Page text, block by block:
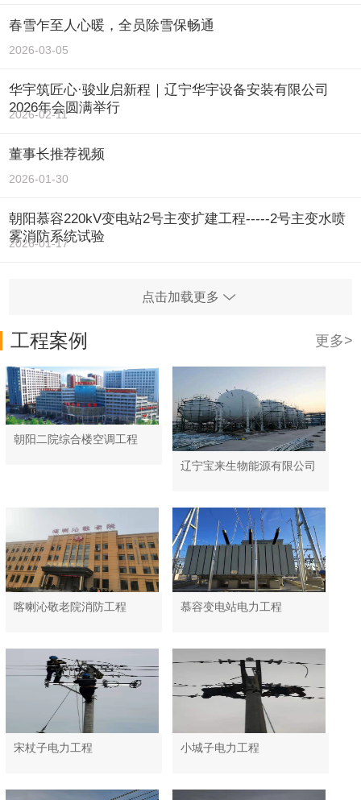
春雪乍至人心暖，全员除雪保畅通
2026-03-05
华宇筑匠心·骏业启新程｜辽宁华宇设备安装有限公司
2026年会圆满举行
2026-02-11
董事长推荐视频
2026-01-30
朝阳慕容220kV变电站2号主变扩建工程-----2号主变水喷
雾消防系统试验
2026-01-17
点击加载更多
工程案例 更多>
朝阳二院综合楼空调工程
辽宁宝来生物能源有限公司
喀喇沁敬老院消防工程 慕容变电站电力工程
宋杖子电力工程 小城子电力工程